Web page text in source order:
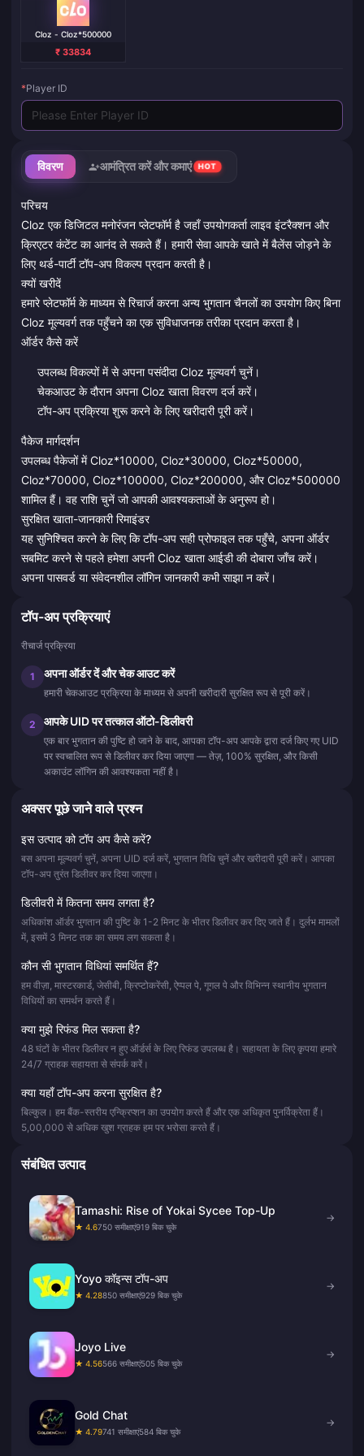
विवरण आमंत्रित करें और कमाएं HOT
परिचय
Cloz एक डिजिटल मनोरंजन प्लेटफॉर्म है जहाँ उपयोगकर्ता लाइव इंटरैक्शन और
क्रिएटर कंटेंट का आनंद ले सकते हैं। हमारी सेवा आपके खाते में बैलेंस जोड़ने के
लिए थर्ड-पार्टी टॉप-अप विकल्प प्रदान करती है।
क्यों खरीदें
हमारे प्लेटफॉर्म के माध्यम से रिचार्ज करना अन्य भुगतान चैनलों का उपयोग किए बिना
Cloz मूल्यवर्ग तक पहुँचने का एक सुविधाजनक तरीका प्रदान करता है।
ऑर्डर कैसे करें
उपलब्ध विकल्पों में से अपना पसंदीदा Cloz मूल्यवर्ग चुनें।
चेकआउट के दौरान अपना Cloz खाता विवरण दर्ज करें।
टॉप-अप प्रक्रिया शुरू करने के लिए खरीदारी पूरी करें।
पैकेज मार्गदर्शन
उपलब्ध पैकेजों में Cloz*10000, Cloz*30000, Cloz*50000,
Cloz*70000, Cloz*100000, Cloz*200000, और Cloz*500000
शामिल हैं। वह राशि चुनें जो आपकी आवश्यकताओं के अनुरूप हो।
सुरक्षित खाता-जानकारी रिमाइंडर
यह सुनिश्चित करने के लिए कि टॉप-अप सही प्रोफाइल तक पहुँचे, अपना ऑर्डर
सबमिट करने से पहले हमेशा अपनी Cloz खाता आईडी की दोबारा जाँच करें।
अपना पासवर्ड या संवेदनशील लॉगिन जानकारी कभी साझा न करें।
टॉप-अप प्रक्रियाएं
रीचार्ज प्रक्रिया
1 अपना ऑर्डर दें और चेक आउट करें
हमारी चेकआउट प्रक्रिया के माध्यम से अपनी खरीदारी सुरक्षित रूप से पूरी करें।
2 आपके UID पर तत्काल ऑटो-डिलीवरी
एक बार भुगतान की पुष्टि हो जाने के बाद, आपका टॉप-अप आपके द्वारा दर्ज किए गए UID
पर स्वचालित रूप से डिलीवर कर दिया जाएगा — तेज़, 100% सुरक्षित, और किसी
अकाउंट लॉगिन की आवश्यकता नहीं है।
अक्सर पूछे जाने वाले प्रश्न
इस उत्पाद को टॉप अप कैसे करें?
बस अपना मूल्यवर्ग चुनें, अपना UID दर्ज करें, भुगतान विधि चुनें और खरीदारी पूरी करें। आपका
टॉप-अप तुरंत डिलीवर कर दिया जाएगा।
डिलीवरी में कितना समय लगता है?
अधिकांश ऑर्डर भुगतान की पुष्टि के 1-2 मिनट के भीतर डिलीवर कर दिए जाते हैं। दुर्लभ मामलों
में, इसमें 3 मिनट तक का समय लग सकता है।
कौन सी भुगतान विधियां समर्थित हैं?
हम वीज़ा, मास्टरकार्ड, जेसीबी, क्रिप्टोकरेंसी, ऐप्पल पे, गूगल पे और विभिन्न स्थानीय भुगतान
विधियों का समर्थन करते हैं।
क्या मुझे रिफंड मिल सकता है?
48 घंटों के भीतर डिलीवर न हुए ऑर्डर्स के लिए रिफंड उपलब्ध है। सहायता के लिए कृपया हमारे
24/7 ग्राहक सहायता से संपर्क करें।
क्या यहाँ टॉप-अप करना सुरक्षित है?
बिल्कुल। हम बैंक-स्तरीय एन्क्रिप्शन का उपयोग करते हैं और एक अधिकृत पुनर्विक्रेता हैं।
5,00,000 से अधिक खुश ग्राहक हम पर भरोसा करते हैं।
Cloz - Cloz*500000
₹ 33834
*Player ID
संबंधित उत्पाद
Tamashi: Rise of Yokai Sycee Top-Up
★ 4.6750 समीक्षाएं919 बिक चुके
→
Yoyo कॉइन्स टॉप-अप
★ 4.28850 समीक्षाएं929 बिक चुके
→
Joyo Live
★ 4.56566 समीक्षाएं505 बिक चुके
→
Gold Chat
★ 4.79741 समीक्षाएं584 बिक चुके
→